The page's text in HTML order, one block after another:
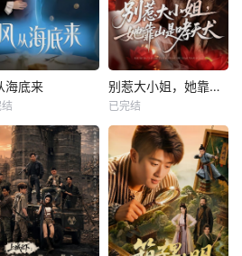
海底来 别惹大小姐，她靠山是哮天犬
已完结